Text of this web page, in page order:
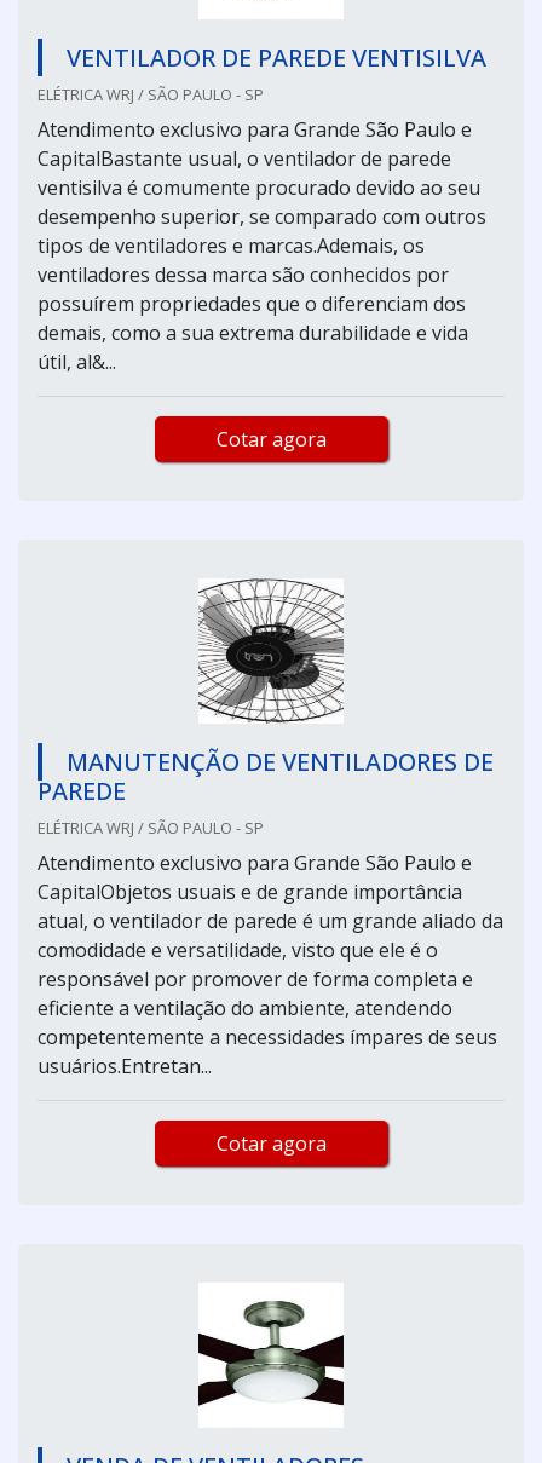
VENTILADOR DE PAREDE VENTISILVA
ELÉTRICA WRJ / SÃO PAULO - SP
Atendimento exclusivo para Grande São Paulo e
CapitalBastante usual, o ventilador de parede
ventisilva é comumente procurado devido ao seu
desempenho superior, se comparado com outros
tipos de ventiladores e marcas.Ademais, os
ventiladores dessa marca são conhecidos por
possuírem propriedades que o diferenciam dos
demais, como a sua extrema durabilidade e vida
útil, al&...
Cotar agora
MANUTENÇÃO DE VENTILADORES DE
PAREDE
ELÉTRICA WRJ / SÃO PAULO - SP
Atendimento exclusivo para Grande São Paulo e
CapitalObjetos usuais e de grande importância
atual, o ventilador de parede é um grande aliado da
comodidade e versatilidade, visto que ele é o
responsável por promover de forma completa e
eficiente a ventilação do ambiente, atendendo
competentemente a necessidades ímpares de seus
usuários.Entretan...
Cotar agora